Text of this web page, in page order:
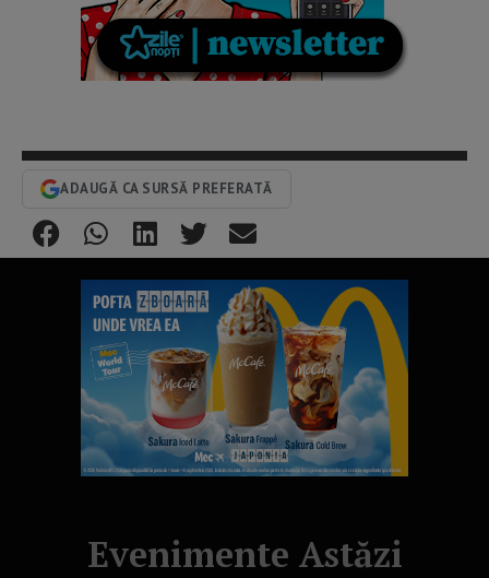
ADAUGĂ CA SURSĂ PREFERATĂ
Evenimente Astăzi